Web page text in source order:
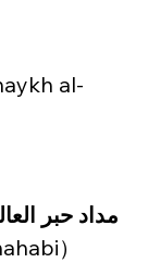
al-
مداد حبر
）